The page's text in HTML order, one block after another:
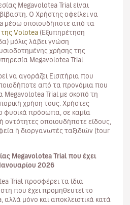
Megavolotea Trial είναι
Ο Χρήστης οφείλει να
μέσω οποιουδήποτε από τα
της Volotea (Εξυπηρέτηση
μόλις λάβει γνώση
χρήσης της
Megavolotea Trial.
να αγοράζει Εισιτήρια που
από τα προνόμια που
Megavolotea Trial με σκοπό τη
χρήση τους. Χρήστες
φυσικά πρόσωπα, σε καμία
οντότητες οποιουδήποτε είδους,
ή διοργανωτές ταξιδιών (tour
Megavolotea Trial που έχει
2026
Trial προσφέρει τα ίδια
που έχει προμηθευτεί το
αλλά μόνο και αποκλειστικά κατά